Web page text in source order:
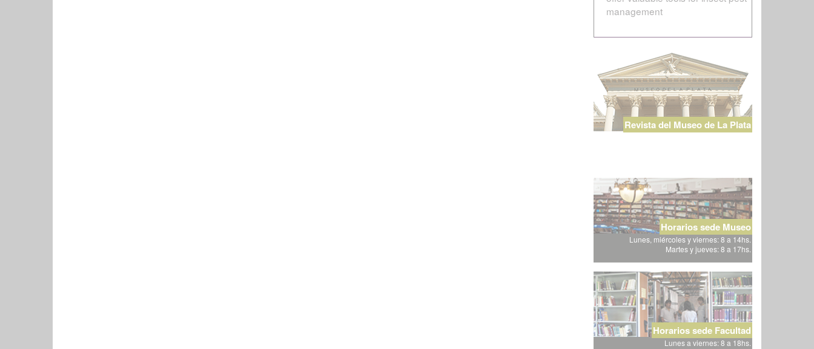
management
Revista del Museo de La Plata
Horarios sede Museo
Lunes, miércoles y viernes: 8 a 14hs.
Martes y jueves: 8 a 17hs.
Horarios sede Facultad
Lunes a viernes: 8 a 18hs.